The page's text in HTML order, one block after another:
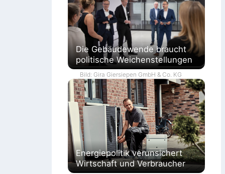
Die Gebäudewende braucht
politische Weichenstellungen
Bild: Gira Giersiepen GmbH & Co. KG
Energiepolitik verunsichert
Wirtschaft und Verbraucher